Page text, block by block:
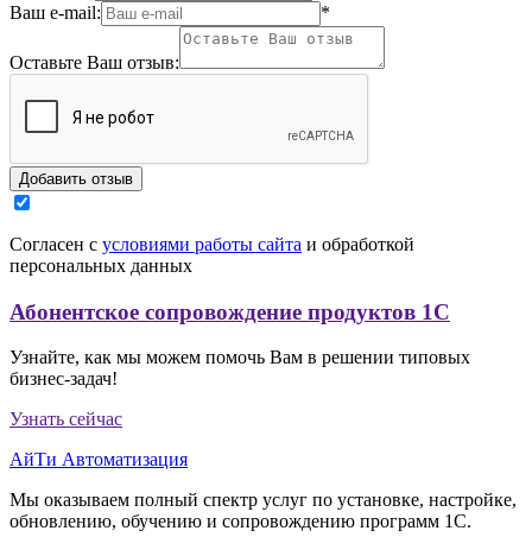
Ваш e-mail:
*
Оставьте Ваш отзыв:
Согласен с условиями работы сайта и обработкой
персональных данных
Абонентское сопровождение продуктов 1C
Узнайте, как мы можем помочь Вам в решении типовых
бизнес-задач!
Узнать сейчас
АйТи Автоматизация
Мы оказываем полный спектр услуг по установке, настройке,
обновлению, обучению и сопровождению программ 1С.